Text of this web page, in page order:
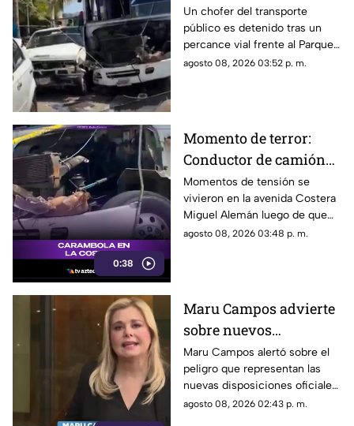
ocasiona severos
daños
Un chofer del transporte
público es detenido tras un
percance vial frente al Parque
de la Reina.
agosto 08, 2026 03:52 p. m.
0:38
Momento de terror:
Conductor de camión
urbano pierde el
control y choca contra
autos en plena Costera
Miguel Alemán
Momentos de tensión se
vivieron en la avenida Costera
Miguel Alemán luego de que
un camión urbano se estrellara
agosto 08, 2026 03:48 p. m.
Maru Campos advierte
sobre nuevos
lineamientos: Alerta
que buscan sancionar a
medios críticos y
limitar la libertad de
Maru Campos alertó sobre el
peligro que representan las
nuevas disposiciones oficiales,
las cuales podrían utilizarse
agosto 08, 2026 02:43 p. m.